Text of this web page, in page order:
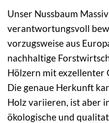
Unser Nussbaum
verantwortungsvoll
vorzugsweise aus
nachhaltige
Hölzern mit exzellenter
Die genaue Herkunft
Holz variieren, ist aber
ökologische und